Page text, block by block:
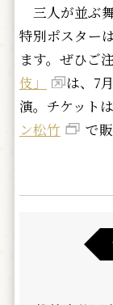
三人が並ぶ
特別ポスター
ます。ぜひご
伎」
は、7
演。チケットは
ン松竹
で